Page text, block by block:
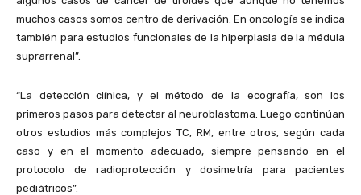
muchos casos somos centro de derivación. En oncología se indica
también para estudios funcionales de la hiperplasia de la médula
suprarrenal”.
“La detección clínica, y el método de la ecografía, son los
primeros pasos para detectar al neuroblastoma. Luego continúan
otros estudios más complejos TC, RM, entre otros, según cada
caso y en el momento adecuado, siempre pensando en el
protocolo de radioprotección y dosimetría para pacientes
pediátricos”.